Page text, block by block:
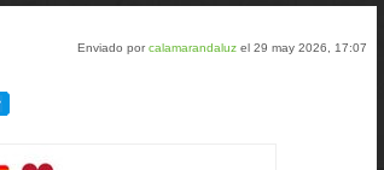
Enviado porcalamarandaluz el 29 may 2026, 17:07